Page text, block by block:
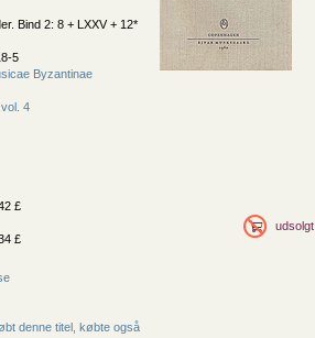
Bind 2: 8 + LXXV + 12*
5
Byzantinae
4
£
£
udsolgt
denne titel, købte også